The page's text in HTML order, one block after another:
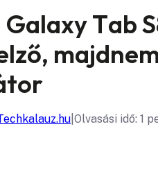
Galaxy Tab
Olvasási idő: 1